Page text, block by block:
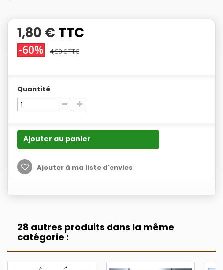
1,80 € TTC
-60% 4,50 €TTC
Quantité
Ajouter au panier
Ajouter à ma liste d'envies
28 autres produits dans la même
catégorie :